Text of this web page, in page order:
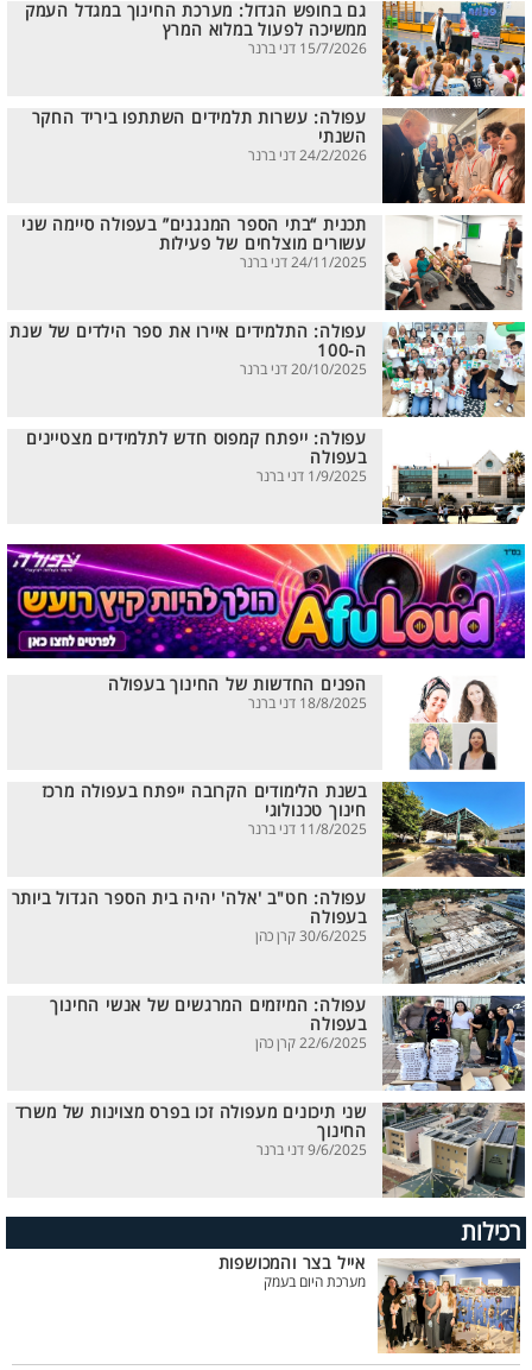
גם בחופש הגדול: מערכת החינוך במגדל העמק
ממשיכה לפעול במלוא המרץ
15/7/2026 דני ברנר
עפולה: עשרות תלמידים השתתפו ביריד החקר
השנתי
24/2/2026 דני ברנר
תכנית “בתי הספר המנגנים” בעפולה סיימה שני
עשורים מוצלחים של פעילות
24/11/2025 דני ברנר
עפולה: התלמידים איירו את ספר הילדים של שנת
ה-100
20/10/2025 דני ברנר
עפולה: ייפתח קמפוס חדש לתלמידים מצטיינים
בעפולה
1/9/2025 דני ברנר
הפנים החדשות של החינוך בעפולה
18/8/2025 דני ברנר
בשנת הלימודים הקרובה ייפתח בעפולה מרכז
חינוך טכנולוגי
11/8/2025 דני ברנר
עפולה: חט"ב 'אלה' יהיה בית הספר הגדול ביותר
בעפולה
30/6/2025 קרן כהן
עפולה: המיזמים המרגשים של אנשי החינוך
בעפולה
22/6/2025 קרן כהן
שני תיכונים מעפולה זכו בפרס מצוינות של משרד
החינוך
9/6/2025 דני ברנר
רכילות
אייל בצר והמכושפות
מערכת היום בעמק